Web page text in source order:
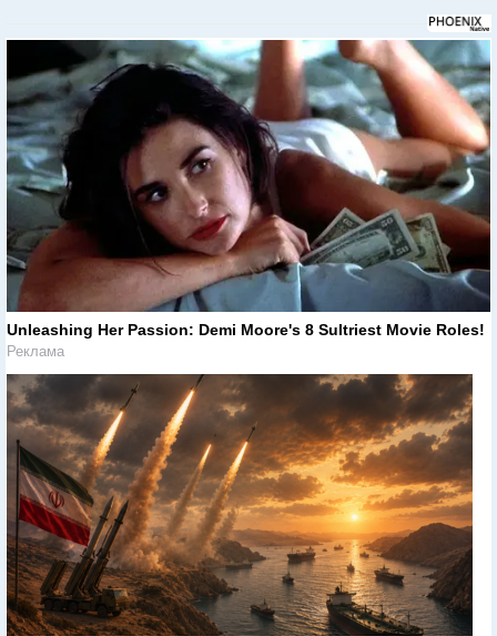
Unleashing Her Passion: Demi Moore's 8 Sultriest Movie Roles!
Реклама